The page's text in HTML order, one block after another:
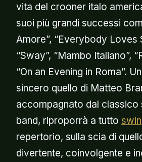
vita del crooner italo
suoi più grandi successi
Amore”, “Everybody Loves
“Sway”, “Mambo Italiano”,
“On an Evening in Roma”.
sincero quello di Matteo
accompagnato dal classico
band, riproporrà a tutto
repertorio, sulla scia di
divertente, coinvolgente e